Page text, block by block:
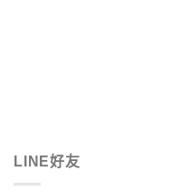
LINE好友